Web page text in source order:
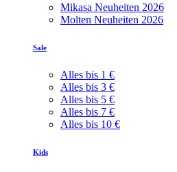
Mikasa Neuheiten 2026
Molten Neuheiten 2026
Sale
Alles bis 1 €
Alles bis 3 €
Alles bis 5 €
Alles bis 7 €
Alles bis 10 €
Kids